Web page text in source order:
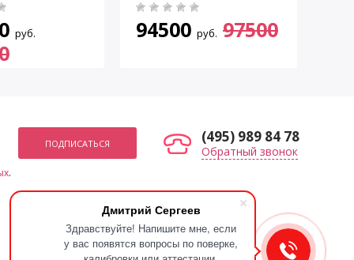
Дмитрий Сергеев
Здравствуйте! Напишите мне, если
у вас появятся вопросы по поверке,
•
•
•
•
руб. 94500 руб. 97500
.
(495) 989 84 78
Обратный звонок
Мы в социальных сетях